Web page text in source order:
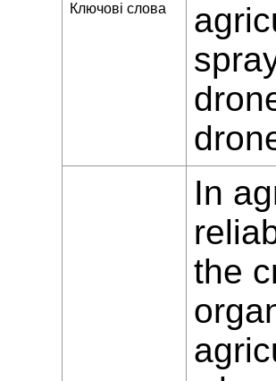
Ключові слова
In
the